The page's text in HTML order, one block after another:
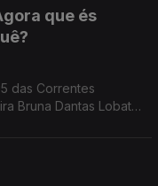
que és
das Correntes
Bruna Dantas Lobato,